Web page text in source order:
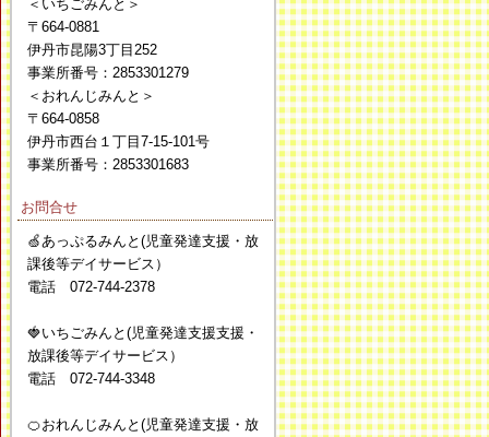
＜いちごみんと＞
〒664-0881
伊丹市昆陽3丁目252
事業所番号：2853301279
＜おれんじみんと＞
〒664-0858
伊丹市西台１丁目7-15-101号
事業所番号：2853301683
お問合せ
🍏あっぷるみんと(児童発達支援・放
課後等デイサービス）
電話 072-744-2378
🍓いちごみんと(児童発達支援支援・
放課後等デイサービス）
電話 072-744-3348
🍊おれんじみんと(児童発達支援・放